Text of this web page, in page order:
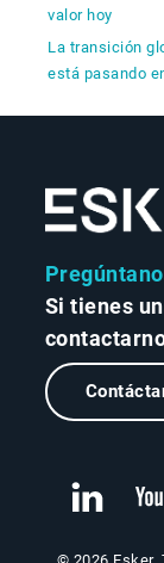
valor hoy
La transición
está pasando
Si tienes